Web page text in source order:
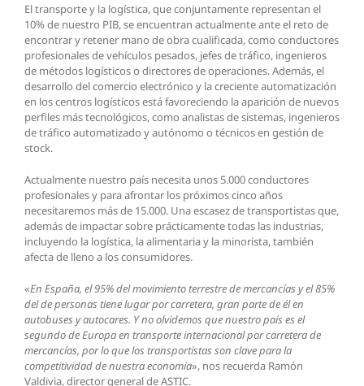
El transporte y la logística, que conjuntamente representan el
10% de nuestro PIB, se encuentran actualmente ante el reto de
encontrar y retener mano de obra cualificada, como conductores
profesionales de vehículos pesados, jefes de tráfico, ingenieros
de métodos logísticos o directores de operaciones. Además, el
desarrollo del comercio electrónico y la creciente automatización
en los centros logísticos está favoreciendo la aparición de nuevos
perfiles más tecnológicos, como analistas de sistemas, ingenieros
de tráfico automatizado y autónomo o técnicos en gestión de
stock.
Actualmente nuestro país necesita unos 5.000 conductores
profesionales y para afrontar los próximos cinco años
necesitaremos más de 15.000. Una escasez de transportistas que,
además de impactar sobre prácticamente todas las industrias,
incluyendo la logística, la alimentaria y la minorista, también
afecta de lleno a los consumidores.
«En España, el 95% del movimiento terrestre de mercancías y el 85%
del de personas tiene lugar por carretera, gran parte de él en
autobuses y autocares. Y no olvidemos que nuestro país es el
segundo de Europa en transporte internacional por carretera de
mercancías, por lo que los transportistas son clave para la
competitividad de nuestra economía», nos recuerda Ramón
Valdivia, director general de ASTIC.